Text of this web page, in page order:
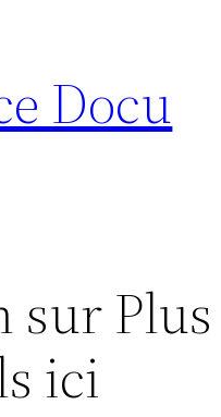
Docu
sur
ici